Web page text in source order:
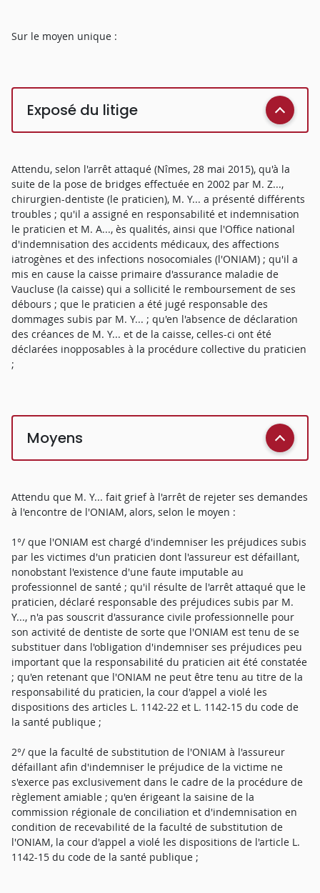
Sur le moyen unique :
Exposé du litige
Attendu, selon l'arrêt attaqué (Nîmes, 28 mai 2015), qu'à la
suite de la pose de bridges effectuée en 2002 par M. Z...,
chirurgien-dentiste (le praticien), M. Y... a présenté différents
troubles ; qu'il a assigné en responsabilité et indemnisation
le praticien et M. A..., ès qualités, ainsi que l'Office national
d'indemnisation des accidents médicaux, des affections
iatrogènes et des infections nosocomiales (l'ONIAM) ; qu'il a
mis en cause la caisse primaire d'assurance maladie de
Vaucluse (la caisse) qui a sollicité le remboursement de ses
débours ; que le praticien a été jugé responsable des
dommages subis par M. Y... ; qu'en l'absence de déclaration
des créances de M. Y... et de la caisse, celles-ci ont été
déclarées inopposables à la procédure collective du praticien
;
Moyens
Attendu que M. Y... fait grief à l'arrêt de rejeter ses demandes
à l'encontre de l'ONIAM, alors, selon le moyen :
1°/ que l'ONIAM est chargé d'indemniser les préjudices subis
par les victimes d'un praticien dont l'assureur est défaillant,
nonobstant l'existence d'une faute imputable au
professionnel de santé ; qu'il résulte de l'arrêt attaqué que le
praticien, déclaré responsable des préjudices subis par M.
Y..., n'a pas souscrit d'assurance civile professionnelle pour
son activité de dentiste de sorte que l'ONIAM est tenu de se
substituer dans l'obligation d'indemniser ses préjudices peu
important que la responsabilité du praticien ait été constatée
; qu'en retenant que l'ONIAM ne peut être tenu au titre de la
responsabilité du praticien, la cour d'appel a violé les
dispositions des articles L. 1142-22 et L. 1142-15 du code de
la santé publique ;
2°/ que la faculté de substitution de l'ONIAM à l'assureur
défaillant afin d'indemniser le préjudice de la victime ne
s'exerce pas exclusivement dans le cadre de la procédure de
règlement amiable ; qu'en érigeant la saisine de la
commission régionale de conciliation et d'indemnisation en
condition de recevabilité de la faculté de substitution de
l'ONIAM, la cour d'appel a violé les dispositions de l'article L.
1142-15 du code de la santé publique ;